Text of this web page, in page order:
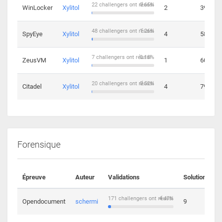
WinLocker Xylitol 0.65%
22 challengers ont réussi 2 39
SpyEye Xylitol 1.26%
48 challengers ont réussi 4 58
ZeusVM Xylitol 0.18%
7 challengers ont réussi 1 60
Citadel Xylitol 0.52%
20 challengers ont réussi 4 79
Forensique
Épreuve Auteur Validations Solutions
Opendocument schermi 4.47%
171 challengers ont réussi 9